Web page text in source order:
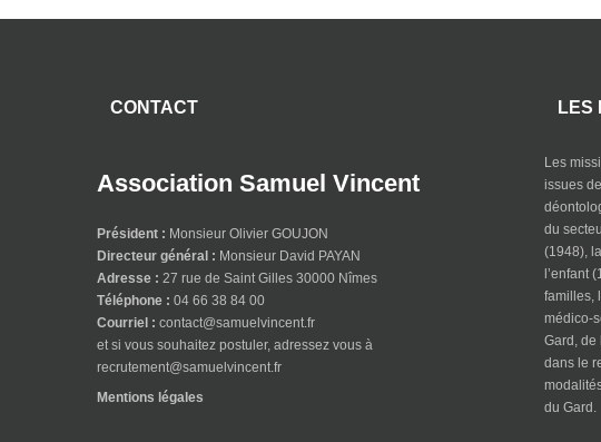
CONTACT
Association Samuel Vincent
Président : Monsieur Olivier GOUJON
Directeur général : Monsieur David PAYAN
Adresse : 27 rue de Saint Gilles 30000 Nîmes
Téléphone : 04 66 38 84 00
Courriel : contact@samuelvincent.fr
et si vous souhaitez postuler, adressez vous à
recrutement@samuelvincent.fr
Mentions légales
LES
Les
issues
du
(1948),
l’enfant
familles,
médico-
Gard, de
dans le
du Gard.